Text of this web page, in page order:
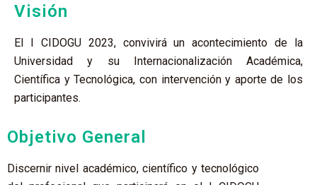
Visión
El I CIDOGU 2023, convivirá un acontecimiento de la
Universidad y su Internacionalización Académica,
Científica y Tecnológica, con intervención y aporte de los
participantes.
Objetivo General
Discernir nivel académico, científico y tecnológico